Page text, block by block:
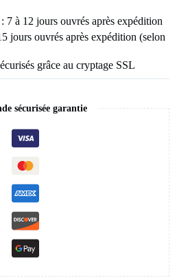
7 à 12 jours ouvrés après expédition
jours ouvrés après expédition (selon
grâce au cryptage SSL
sécurisée garantie